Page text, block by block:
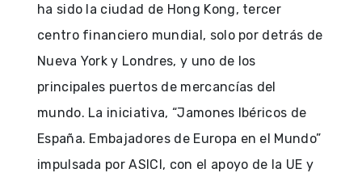
ha sido la ciudad de Hong Kong, tercer
centro financiero mundial, solo por detrás de
Nueva York y Londres, y uno de los
principales puertos de mercancías del
mundo. La iniciativa, “Jamones Ibéricos de
España. Embajadores de Europa en el Mundo”
impulsada por ASICI, con el apoyo de la UE y